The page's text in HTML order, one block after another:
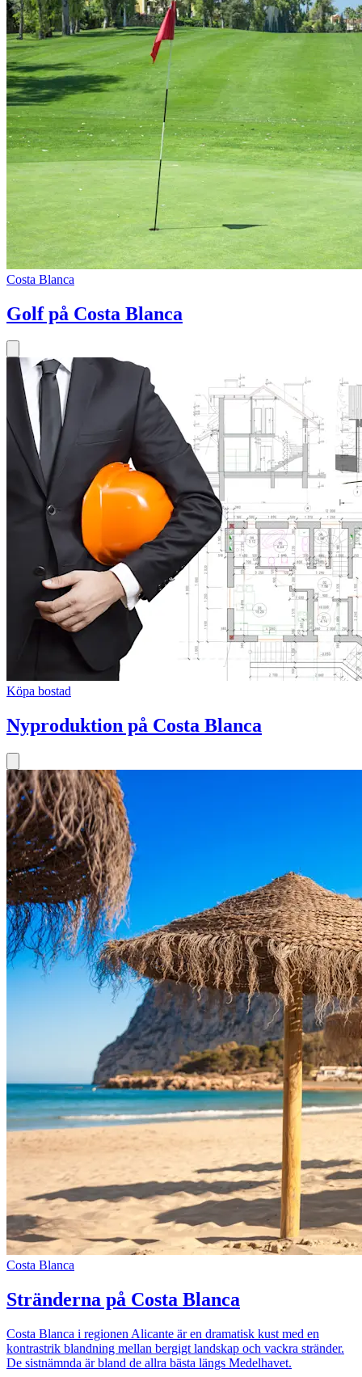
Costa Blanca
Golf på Costa Blanca
Köpa bostad
Nyproduktion på Costa Blanca
Costa Blanca
Stränderna på Costa Blanca
Costa Blanca i regionen Alicante är en dramatisk kust med en
kontrastrik blandning mellan bergigt landskap och vackra stränder.
De sistnämnda är bland de allra bästa längs Medelhavet.